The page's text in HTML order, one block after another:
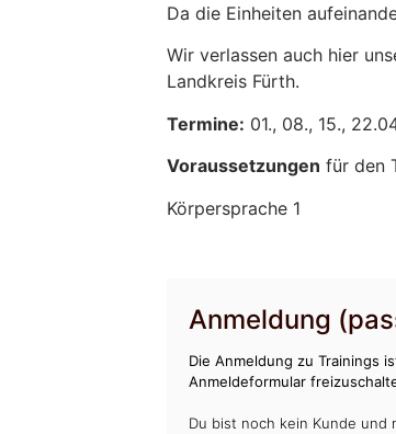
Da die Einheiten
Wir verlassen auch hier
Landkreis Fürth.
Termine: 01., 08., 15.,
Voraussetzungen für den
Körpersprache 1
Anmeldung
Die Anmeldung zu Trainings
Anmeldeformular
Du bist noch kein Kunde und